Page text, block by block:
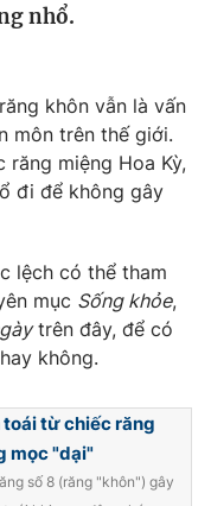
nhổ.
khôn vẫn là vấn
môn trên thế giới.
răng miệng Hoa Kỳ,
đi để không gây
lệch có thể tham
mục Sống khỏe,
trên đây, để có
không.
toái từ chiếc răng
mọc "dại"
số 8 (răng "khôn") gây